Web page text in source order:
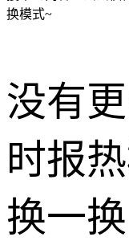
换模式~
没有
时报
换一换